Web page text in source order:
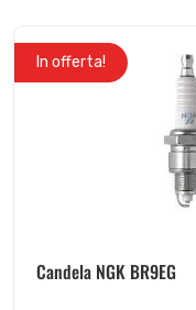
In offerta!
Candela NGK BR9EG